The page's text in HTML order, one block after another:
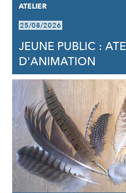
ATELIER
25/08/2026
JEUNE PUBLIC :
D'ANIMATION